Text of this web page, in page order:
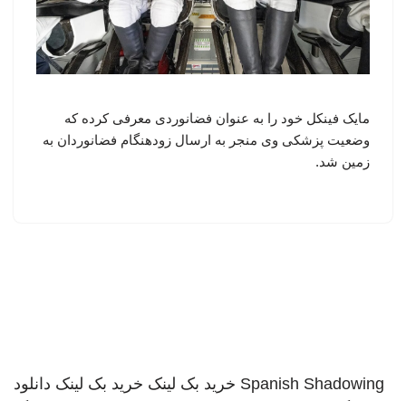
مایک فینکل خود را به عنوان فضانوردی معرفی کرده که
وضعیت پزشکی وی منجر به ارسال زودهنگام فضانوردان به
زمین شد.
Spanish Shadowing خرید بک لینک خرید بک لینک دانلود